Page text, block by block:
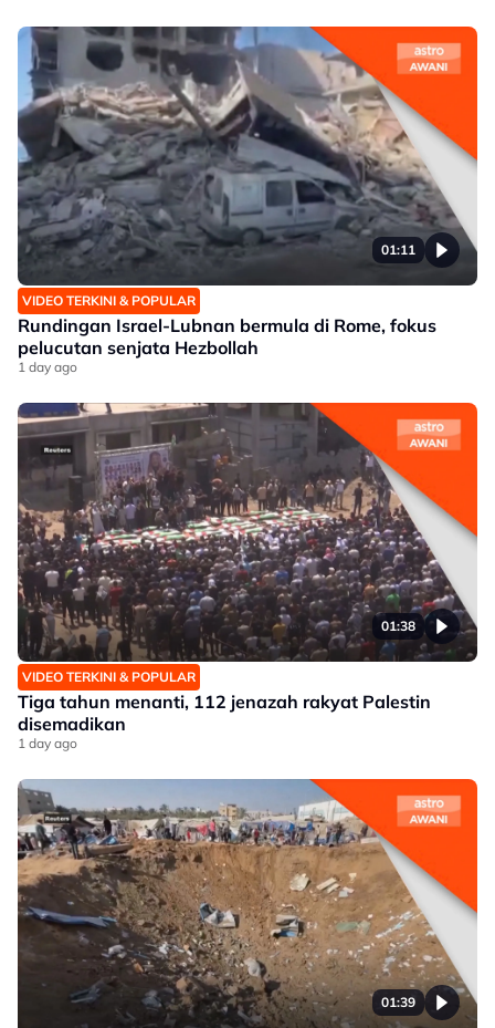
01:11
VIDEO TERKINI & POPULAR
Rundingan Israel-Lubnan bermula di Rome, fokus
pelucutan senjata Hezbollah
1 day ago
01:38
VIDEO TERKINI & POPULAR
Tiga tahun menanti, 112 jenazah rakyat Palestin
disemadikan
1 day ago
01:39